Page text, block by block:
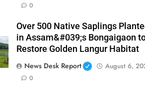
0
Over 500 Native Saplings
in Assam&#039;s Bongaigaon
Restore Golden Langur Habitat
News Desk Report
August 6,
0